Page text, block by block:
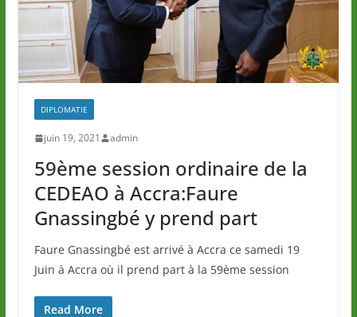
DIPLOMATIE
juin 19, 2021 admin
59ème session ordinaire de la
CEDEAO à Accra:Faure
Gnassingbé y prend part
Faure Gnassingbé est arrivé à Accra ce samedi 19
Juin à Accra où il prend part à la 59ème session
Read More